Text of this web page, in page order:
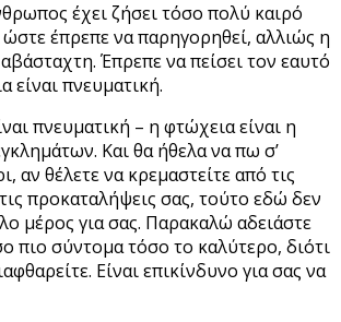
έχει ζήσει τόσο πολύ καιρό
έπρεπε να παρηγορηθεί, αλλιώς η
Έπρεπε να πείσει τον εαυτό
είναι πνευματική.
πνευματική – η φτώχεια είναι η
Και θα ήθελα να πω σ’
αν θέλετε να κρεμαστείτε από τις
προκαταλήψεις σας, τούτο εδώ δεν
μέρος για σας. Παρακαλώ αδειάστε
πιο σύντομα τόσο το καλύτερο, διότι
Είναι επικίνδυνο για σας να